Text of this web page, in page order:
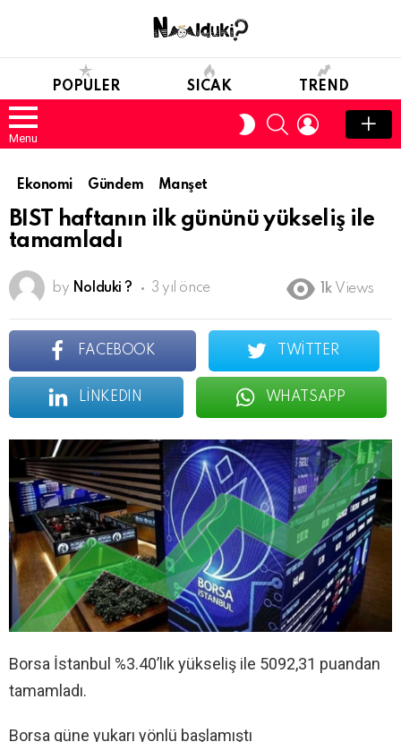
POPULER SICAK TREND
Menu
SWITCH
SKIN
SEARCHLOGIN
Ekonomi Gündem Manşet
BIST haftanın ilk gününü yükseliş ile
tamamladı
by Nolduki ? 3 yıl önce 1k Views
FACEBOOK TWITTER
LINKEDIN WHATSAPP
Borsa İstanbul %3.40’lık yükseliş ile 5092,31 puandan
tamamladı.
Borsa güne yukarı yönlü başlamıştı